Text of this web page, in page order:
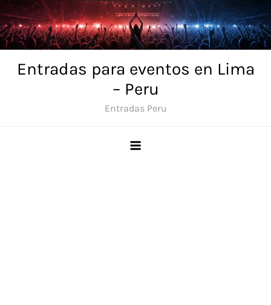
Skip
to
content
Entradas para eventos en Lima
– Peru
Entradas Peru